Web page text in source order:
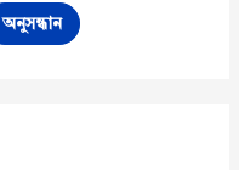
অনুসন্ধান